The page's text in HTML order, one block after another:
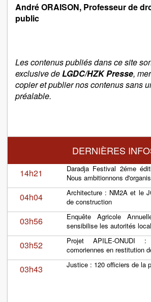
André ORAISON, Professeur de
public
Les contenus publiés dans ce site
exclusive deLGDC/HZK Presse,
copier et publier nos contenus sans
préalable.
DERNIÈRES
14h21
Daradja Festival 2éme
Nous ambitionnons
04h04
Architecture : NM2A et le
de construction
03h56
Enquête Agricole
sensibilise les autorités
03h52
Projet APILE-ONUDI :
comoriennes en restitution
03h43 Justice : 120 officiers de la